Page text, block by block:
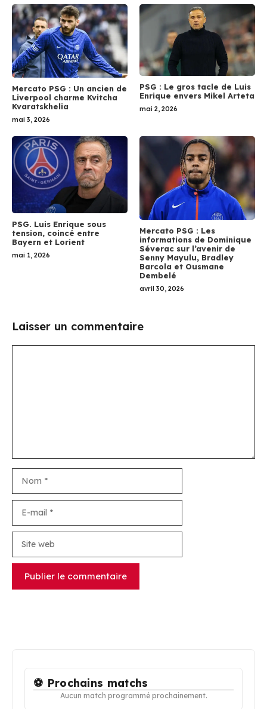
Mercato PSG : Un ancien de
Liverpool charme Kvitcha
Kvaratskhelia
mai 3, 2026
PSG : Le gros tacle de Luis
Enrique envers Mikel Arteta
mai 2, 2026
PSG. Luis Enrique sous
tension, coincé entre
Bayern et Lorient
mai 1, 2026
Mercato PSG : Les
informations de Dominique
Séverac sur l’avenir de
Senny Mayulu, Bradley
Barcola et Ousmane
Dembelé
avril 30, 2026
Laisser un commentaire
mail
web
⚽ Prochains matchs
Aucun match programmé prochainement.